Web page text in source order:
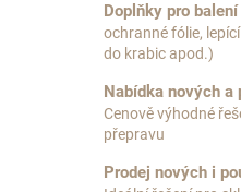
Doplňky pro
ochranné fólie,
do krabic apod.)
Nabídka nových
Cenově výhodné
přepravu
Prodej nových i